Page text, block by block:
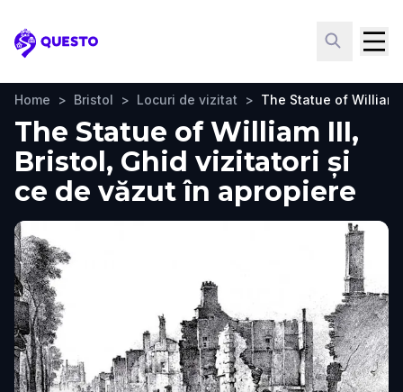
Questo
Home > Bristol > Locuri de vizitat > The Statue of William
The Statue of William III,
Bristol, Ghid vizitatori și
ce de văzut în apropiere